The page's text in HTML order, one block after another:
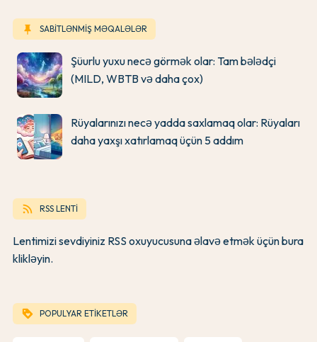
keep SABİTLƏNMİŞ MƏQALƏLƏR
Şüurlu yuxu necə görmək olar: Tam bələdçi
(MILD, WBTB və daha çox)
Rüyalarınızı necə yadda saxlamaq olar: Rüyaları
daha yaxşı xatırlamaq üçün 5 addım
rss_feed RSS LENTİ
Lentimizi sevdiyiniz RSS oxuyucusuna əlavə etmək üçün bura
klikləyin.
loyalty POPULYAR ETİKETLƏR